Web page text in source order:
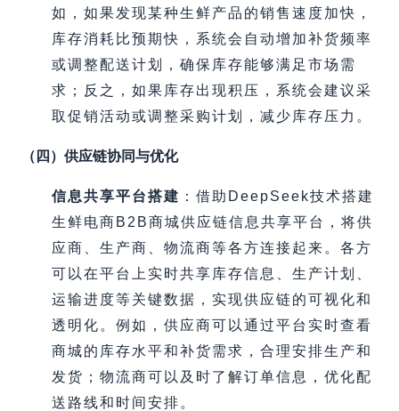
如，如果发现某种生鲜产品的销售速度加快，
库存消耗比预期快，系统会自动增加补货频率
或调整配送计划，确保库存能够满足市场需
求；反之，如果库存出现积压，系统会建议采
取促销活动或调整采购计划，减少库存压力。
（四）供应链协同与优化
信息共享平台搭建 ：借助DeepSeek技术搭建
生鲜电商B2B商城供应链信息共享平台，将供
应商、生产商、物流商等各方连接起来。各方
可以在平台上实时共享库存信息、生产计划、
运输进度等关键数据，实现供应链的可视化和
透明化。例如，供应商可以通过平台实时查看
商城的库存水平和补货需求，合理安排生产和
发货；物流商可以及时了解订单信息，优化配
送路线和时间安排。